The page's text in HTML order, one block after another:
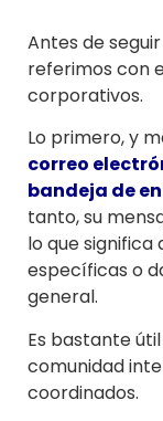
Antes de
referimos con
corporativos.
Lo primero, y
correo
bandeja de
tanto, su
lo que
específicas o
general.
Es bastante
comunidad
coordinados.